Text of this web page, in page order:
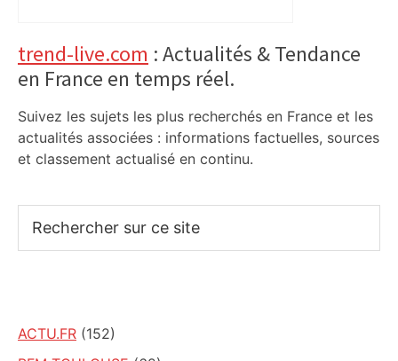
Primary
Sidebar
trend-live.com : Actualités & Tendance
en France en temps réel.
Suivez les sujets les plus recherchés en France et les
actualités associées : informations factuelles, sources
et classement actualisé en continu.
sur
ACTU.FR (152)